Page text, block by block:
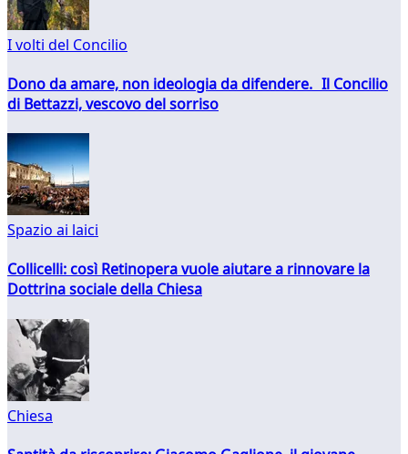
I volti del Concilio
Dono da amare, non ideologia da difendere. Il Concilio
di Bettazzi, vescovo del sorriso
Spazio ai laici
Collicelli: così Retinopera vuole aiutare a rinnovare la
Dottrina sociale della Chiesa
Chiesa